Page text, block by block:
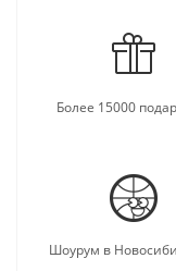
пропустить.
Еженедельник
Более 15000
Шоурум в